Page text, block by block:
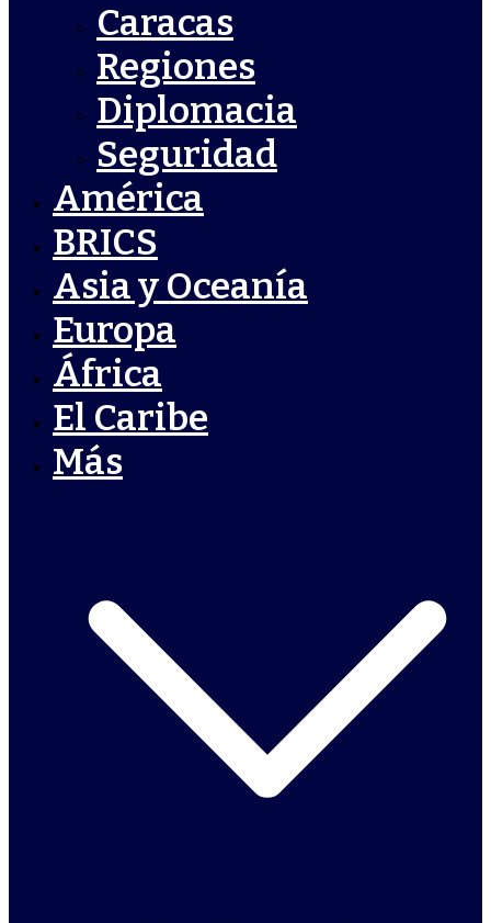
Caracas
Regiones
Diplomacia
Seguridad
América
BRICS
Asia y Oceanía
Europa
África
El Caribe
Más